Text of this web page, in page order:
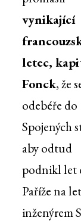
vynikající
letec,
Fonck, že
odebéře do
Spojených
aby odtud
podnikl let
Paříže na
inženýrem